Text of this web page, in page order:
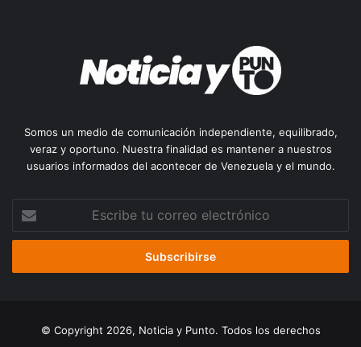
Somos un medio de comunicación independiente, equilibrado,
veraz y oportuno. Nuestra finalidad es mantener a nuestros
usuarios informados del acontecer de Venezuela y el mundo.
correo
© Copyright 2026, Noticia y Punto. Todos los derechos